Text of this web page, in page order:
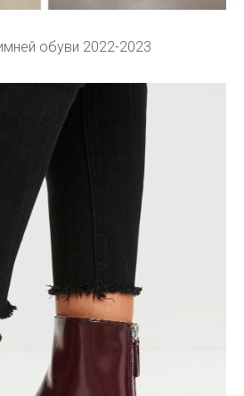
обуви 2022-2023